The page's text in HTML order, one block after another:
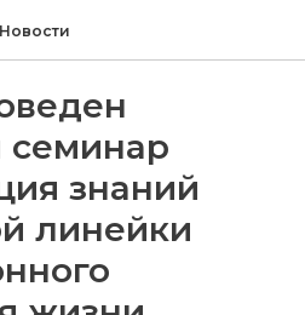
Новости
знаний
линейки